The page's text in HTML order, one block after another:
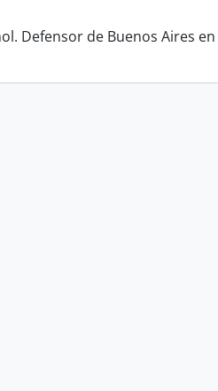
Defensor de Buenos Aires